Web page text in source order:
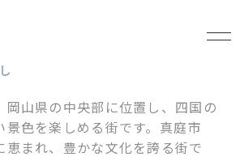
岡山県の中央部に位置し、四国の
景色を楽しめる街です。真庭市
恵まれ、豊かな文化を誇る街で